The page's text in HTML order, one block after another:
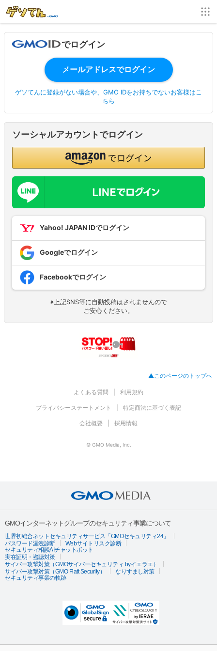
でログイン
ゲソてんに登録がない場合や、GMO IDをお持ちでないお客様はこ
ちら
ソーシャルアカウントでログイン
Yahoo! JAPAN IDでログイン
Googleでログイン
Facebookでログイン
※上記SNS等に自動投稿はされませんので
ご安心ください。
▲このページのトップへ
よくある質問 利用規約
プライバシーステートメント 特定商法に基づく表記
会社概要 採用情報
© GMO Media, Inc.
GMOインターネットグループのセキュリティ事業について
世界初総合ネットセキュリティサービス「GMOセキュリティ24」
パスワード漏洩診断
Webサイトリスク診断
セキュリティ相談AIチャットボット
実在証明・盗聴対策
サイバー攻撃対策（GMOサイバーセキュリティ byイエラエ）
サイバー攻撃対策（GMO Flatt Security）
なりすまし対策
セキュリティ事業の軌跡